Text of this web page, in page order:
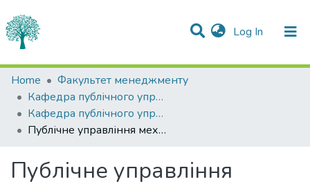
Log In (current)
Statistics
Communities & Collections
All of DSpace
Home
Факультет менеджменту
Кафедра публічного управління та адміністрування
Кафедра публічного управління та адміністрування
Публічне управління механізмами залучення інвестиційних ресурсів для розвитку обслуговуючої кооперації сільських територій
Публічне управління